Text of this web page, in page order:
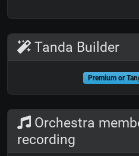
Tanda Builder
Premium or
Orchestra
recording